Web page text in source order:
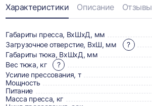
Информация
о
товаре,
доставке,
отзывах
и
сертификаты
Характеристики Описание Отзывы
Габариты пресса, ВхШхД, мм
Загрузочное отверстие, ВхШ, мм
?
Габариты тюка, ВхШхД, мм
Вес тюка, кг
?
Усилие прессования, т
Мощность
Питание
Масса пресса, кг